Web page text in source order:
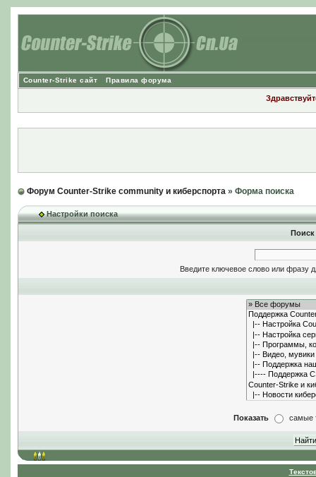
Counter-Strike сайт Правила форума
Форум Counter-Strike community и киберспорта» Форма поиска
Настройки поиска
Введите ключевое слово или фразу
Показать самые